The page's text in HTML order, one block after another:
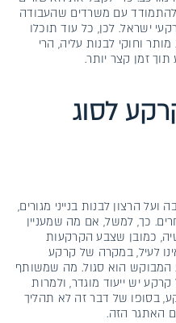
עם משרדים שהעבודה
ישראל. לכן, כל עוד תוכלו
וחוקי לבנות עליה, הרי
זמן קצר יותר.
לסוג
הרצון לבנות בנייני מגורים,
כך, למשל, אם מה שמעניין
כמובן שצבע הקרקעות
לעיל, במקרה של קרקע
המבוקש הוא סגול. מה שמשותף
יש ייעוד מוגדר, ולמרות
בסופו של דבר זה לא תהליך
האתגר הזה.